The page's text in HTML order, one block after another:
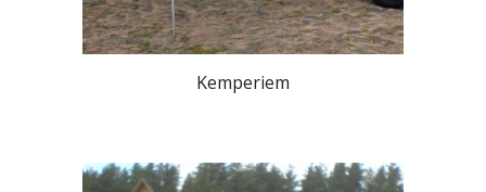
Kemperiem